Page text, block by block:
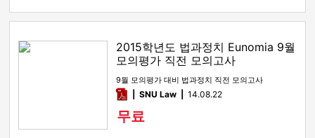
2015학년도 법과정치 Eunomia 9월
모의평가 직전 모의고사
9월 모의평가 대비 법과정치 직전 모의고사
pdfSNU Law 14.08.22
무료